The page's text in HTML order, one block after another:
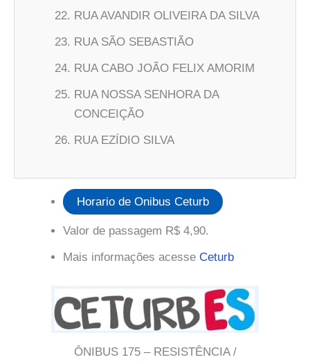
RUA AVANDIR OLIVEIRA DA SILVA
RUA SÃO SEBASTIÃO
RUA CABO JOÃO FELIX AMORIM
RUA NOSSA SENHORA DA
CONCEIÇÃO
RUA EZÍDIO SILVA
Horario de Onibus Ceturb
Valor de passagem R$ 4,90.
Mais informações acesse Ceturb
ÔNIBUS 175 – RESISTÊNCIA /